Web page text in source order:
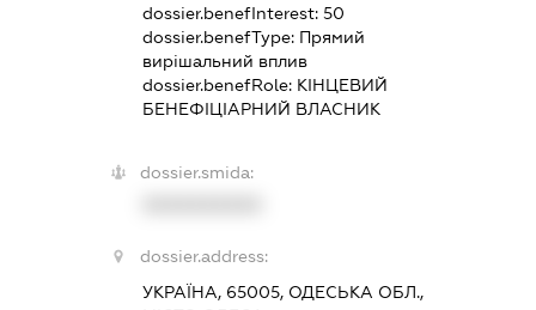
dossier.benefInterest:50
dossier.benefType: Прямий
вирішальний вплив
dossier.benefRole: КІНЦЕВИЙ
БЕНЕФІЦІАРНИЙ ВЛАСНИК
dossier.smida:
dossier.address:
УКРАЇНА, 65005, ОДЕСЬКА ОБЛ.,